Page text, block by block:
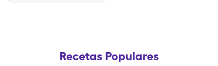
Recetas Populares